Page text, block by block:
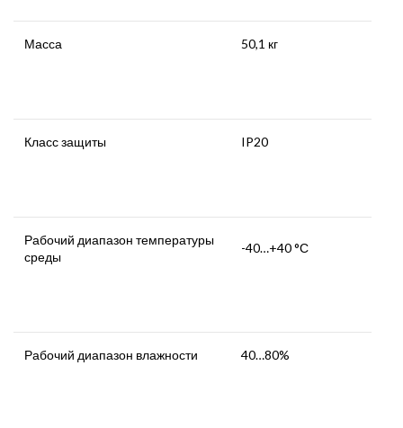
Масса 50,1 кг
Класс защиты IP20
Рабочий диапазон температуры
среды
-40…+40 °С
Рабочий диапазон влажности 40…80%